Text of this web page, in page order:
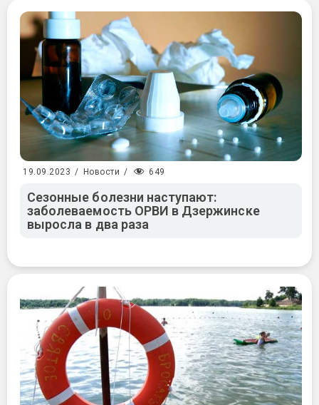
19.09.2023 / Новости / 649
Сезонные болезни наступают:
заболеваемость ОРВИ в Дзержинске
выросла в два раза